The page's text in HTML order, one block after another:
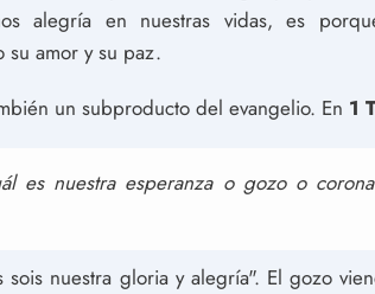
alegría en nuestras vidas, es
su amor y su paz.
un subproducto del evangelio. En 1
es nuestra esperanza o gozo o
sois nuestra gloria y alegría". El gozo